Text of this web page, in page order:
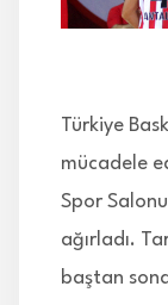
Türkiye
mücadele
Spor
ağırladı.
baştan